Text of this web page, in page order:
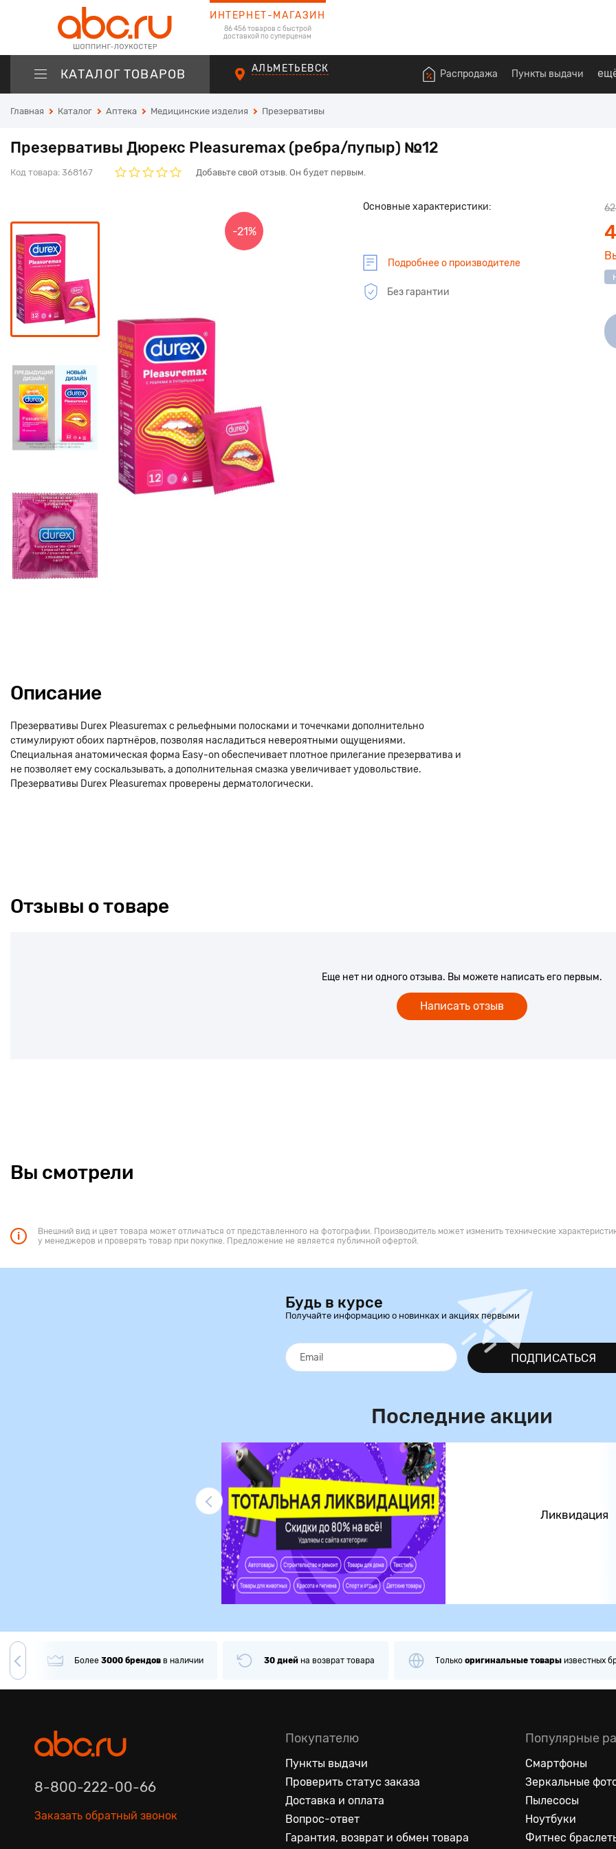
ИНТЕРНЕТ-МАГАЗИН
86 456 товаров с быстрой
доставкой по суперценам
КАТАЛОГ ТОВАРОВ АЛЬМЕТЬЕВСК Распродажа Пункты выдачи
Главная Каталог Аптека Медицинские изделия Презервативы
Презервативы Дюрекс Pleasuremax (ребра/пупыр) №12
Код товара: 368167 Добавьте свой отзыв. Он будет первым.
-21%
Основные характеристики:
Подробнее о производителе
Без гарантии
Описание
Презервативы Durex Pleasuremax с рельефными полосками и точечками дополнительно
стимулируют обоих партнёров, позволяя насладиться невероятными ощущениями.
Специальная анатомическая форма Easy-on обеспечивает плотное прилегание презерватива и
не позволяет ему соскальзывать, а дополнительная смазка увеличивает удовольствие.
Презервативы Durex Pleasuremax проверены дерматологически.
Отзывы о товаре
Еще нет ни одного отзыва. Вы можете написать его первым.
Написать отзыв
Вы смотрели
Внешний вид и цвет товара может отличаться от представленного на фотографии. Производитель может изменить технические
у менеджеров и проверять товар при покупке. Предложение не является публичной офертой.
Будь в курсе
Получайте информацию о новинках и акциях первыми
ПОДПИСАТЬСЯ
Последние акции
Ликвидация
Более 3000 брендов в наличии 30 дней на возврат товара Только оригинальные товары известных
8-800-222-00-66
Заказать обратный звонок
Покупателю
Пункты выдачи
Проверить статус заказа
Доставка и оплата
Вопрос-ответ
Гарантия, возврат и обмен товара
Популярные
Смартфоны
Зеркальные
Пылесосы
Ноутбуки
Фитнес